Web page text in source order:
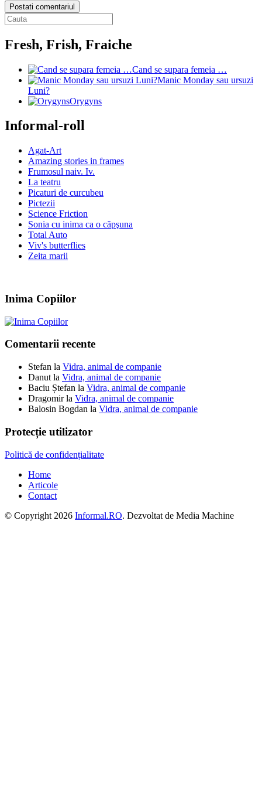
Postati comentariul
Fresh, Frish, Fraiche
Cand se supara femeia …
Manic Monday sau ursuzi
Luni?
Orygyns
Informal-roll
Agat-Art
Amazing stories in frames
Frumosul naiv. Iv.
La teatru
Picaturi de curcubeu
Pictezii
Science Friction
Sonia cu inima ca o căpşuna
Total Auto
Viv's butterflies
Zeita marii
Inima Copiilor
Comentarii recente
Stefan la Vidra, animal de companie
Danut la Vidra, animal de companie
Baciu Ștefan la Vidra, animal de companie
Dragomirla Vidra, animal de companie
Balosin Bogdan la Vidra, animal de companie
Protecție utilizator
Politică de confidențialitate
Home
Articole
Contact
© Copyright 2026 Informal.RO. Dezvoltat de Media Machine